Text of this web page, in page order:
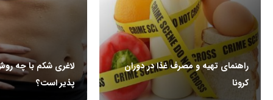
راهنمای تهیه و مصرف غذا در دوران
کرونا
لاغری شکم با چه
پذیر است؟